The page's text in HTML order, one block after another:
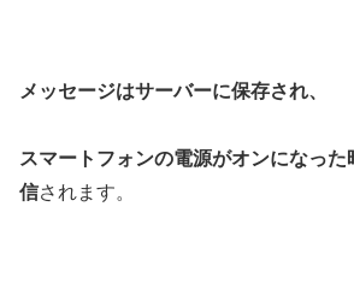
メッセージはサーバーに保存され、
スマートフォンの電源がオンになっ
信されます。